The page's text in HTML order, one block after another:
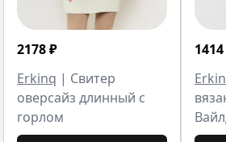
2178₽
Erkinq | Свитер
оверсайз длинный с
горлом
1414